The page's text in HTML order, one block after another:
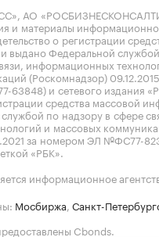
АО
и материалы
о регистрации
выдано Федеральной службой
информационных
(Роскомнадзор) 09.12.2015
и сетевого издания
средства массовой
по надзору в сфере
и массовых
за номером ЭЛ №ФС77-
«РБК».
информационное
Мосбиржа, Санкт-
Cbonds.